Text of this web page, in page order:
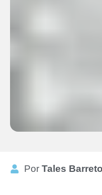
Por Tales Barreto